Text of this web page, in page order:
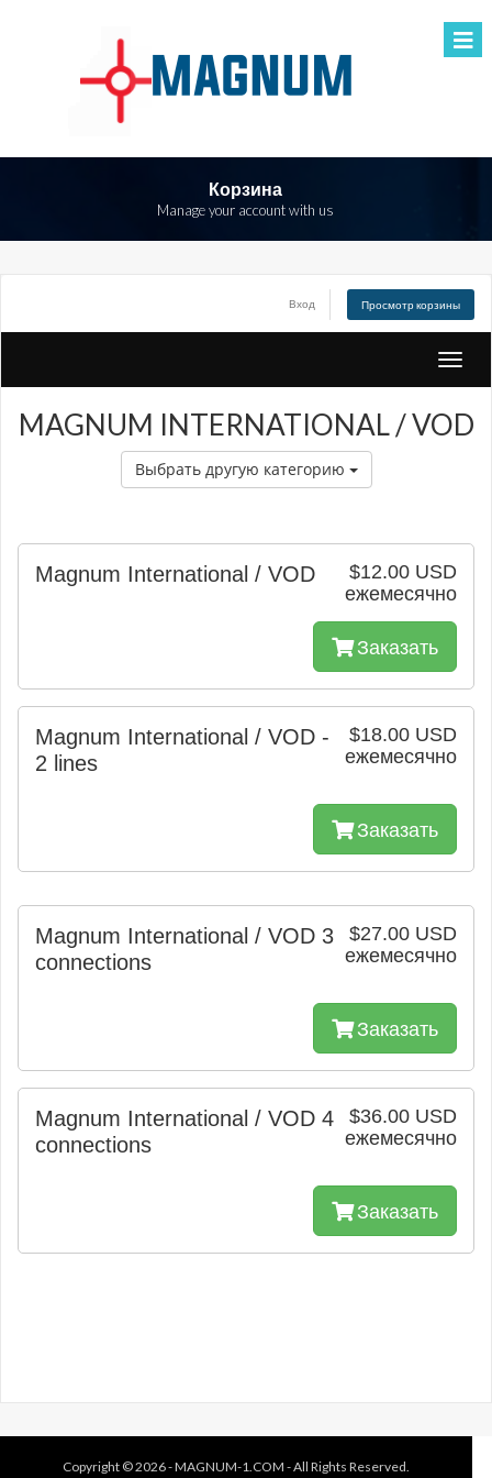
Корзина
Manage your account with us
Вход Просмотр корзины
Toggle
MAGNUM INTERNATIONAL / VOD
Выбрать другую категорию
$12.00 USD
ежемесячно
Magnum International / VOD
Заказать
$18.00 USD
ежемесячно
Magnum International / VOD -
2 lines
Заказать
$27.00 USD
ежемесячно
Magnum International / VOD 3
connections
Заказать
$36.00 USD
ежемесячно
Magnum International / VOD 4
connections
Заказать
Copyright © 2026 -MAGNUM-1.COM - All Rights Reserved.